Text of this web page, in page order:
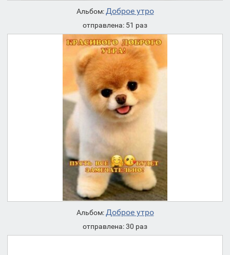
Альбом:Доброе утро
отправлена: 51 раз
Альбом:Доброе утро
отправлена: 30 раз